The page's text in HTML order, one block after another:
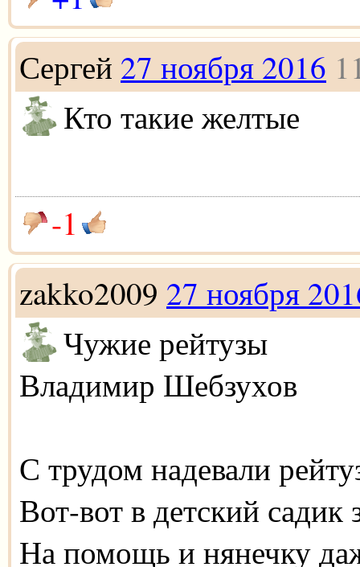
Сергей 27 ноября 2016
Кто такие желтые
-1
zakko2009 27 ноября
Чужие рейтузы
Владимир Шебзухов
С трудом надевали
Вот-вот в детский
На помощь и нянечку